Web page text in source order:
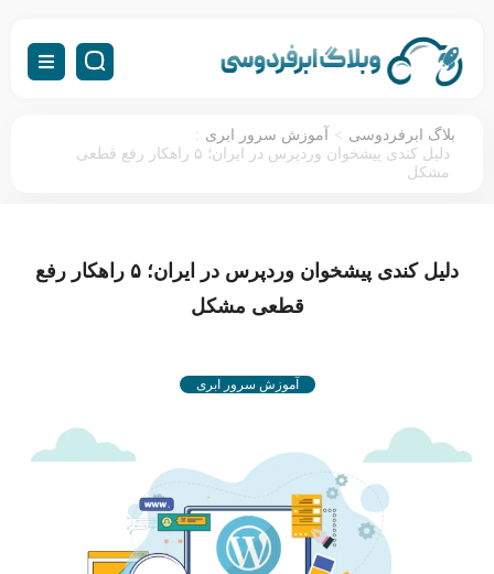
بلاگ ابرفردوسی > آموزش سرور ابری :
دلیل کندی پیشخوان وردپرس در ایران؛ ۵ راهکار رفع قطعی
مشکل
دلیل کندی پیشخوان وردپرس در ایران؛ ۵ راهکار رفع
قطعی مشکل
آموزش سرور ابری